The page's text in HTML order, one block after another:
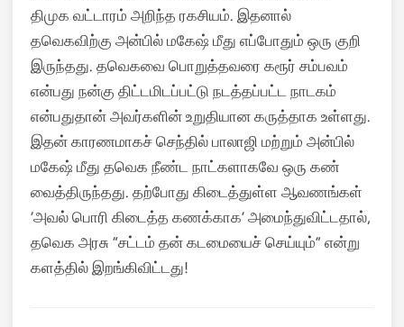
திமுக வட்டாரம் அறிந்த ரகசியம். இதனால்
தவெகவிற்கு அன்பில் மகேஷ் மீது எப்போதும் ஒரு குறி
இருந்தது. தவெகவை பொறுத்தவரை கரூர் சம்பவம்
என்பது நன்கு திட்டமிடப்பட்டு நடத்தப்பட்ட நாடகம்
என்பதுதான் அவர்களின் உறுதியான கருத்தாக உள்ளது.
இதன் காரணமாகச் செந்தில் பாலாஜி மற்றும் அன்பில்
மகேஷ் மீது தவெக நீண்ட நாட்களாகவே ஒரு கண்
வைத்திருந்தது. தற்போது கிடைத்துள்ள ஆவணங்கள்
‘அவல் பொரி கிடைத்த கணக்காக’ அமைந்துவிட்டதால்,
தவெக அரசு “சட்டம் தன் கடமையைச் செய்யும்” என்று
களத்தில் இறங்கிவிட்டது!